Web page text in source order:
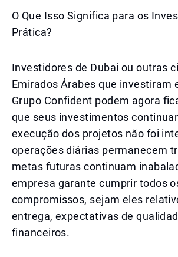
O Que Isso Significa para os
Prática?
Investidores de Dubai ou outras
Emirados Árabes que investiram
Grupo Confident podem agora
que seus investimentos
execução dos projetos não foi
operações diárias permanecem
metas futuras continuam
empresa garante cumprir todos
compromissos, sejam eles
entrega, expectativas de
financeiros.